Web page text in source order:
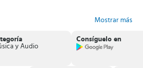
Mostrar más
y Audio
Consíguelo en